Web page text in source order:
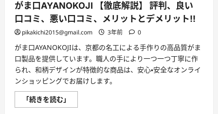
がま口AYANOKOJI 【徹底解説】 評判、良い
口コミ、悪い口コミ、メリットとデメリット!!
pikakichi2015@gmail.com 3年前 0
がま口AYANOKOJIは、京都の名工による手作りの高品質がま
口製品を提供しています。職人の手により一つ一つ丁寧に作
られ、和柄デザインが特徴的な商品は、安心・安全なオンライ
ンショッピングでお届けします。
「続きを読む」
ま